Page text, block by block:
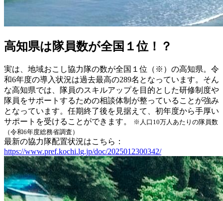
高知県は隊員数が全国１位！？
実は、地域おこし協力隊の数が全国１位（※）の高知県。令
和6年度の導入状況は過去最高の289名となっています。そん
な高知県では、隊員のスキルアップを目的とした研修制度や
隊員をサポートするための相談体制が整っていることが強み
となっています。任期終了後を見据えて、初年度から手厚い
サポートを受けることができます。
※人口10万人あたりの隊員数
（令和6年度総務省調査）
最新の協力隊配置状況はこちら：
https://www.pref.kochi.lg.jp/doc/2025012300342/